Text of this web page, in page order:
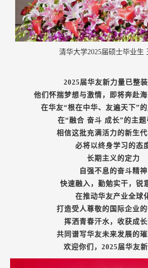
清华大学2025届硕士毕业生
2025届华友新力量已整
他们怀揣梦想与激情，即将奔赴
在华友“根在中华、友遍天下”
在“融合 奋斗 成长”的主题
相信这批充满活力的新生
必将以终身学习的态
长期主义的定力
自强不息的奋斗精神
快速融入，勤勉实干，锐
在推动华友产业全球
打造受人尊敬的国际企业
挥洒青春汗水，收获成
共同谱写华友未来发展的
欢迎你们，2025届华友